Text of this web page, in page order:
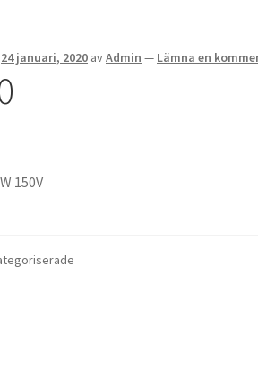
24 januari, 2020 avAdmin — Lämna en
150V